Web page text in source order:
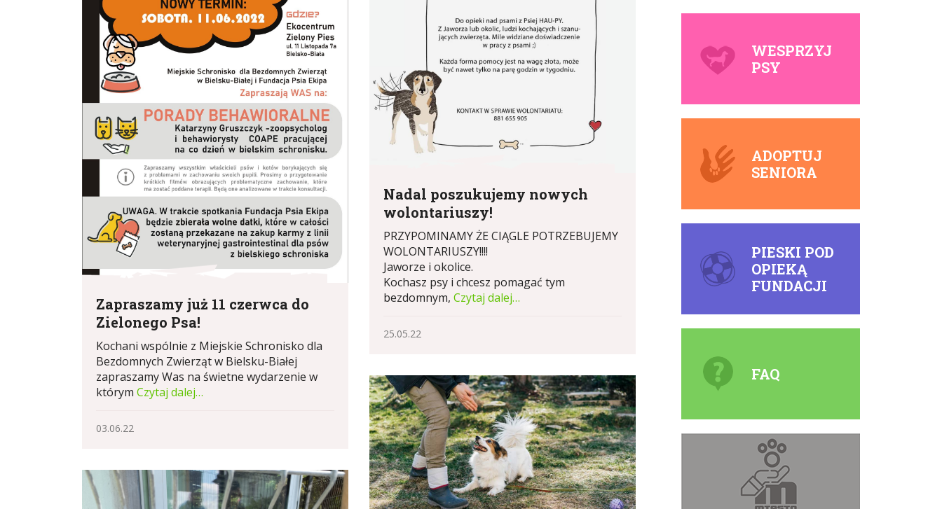
Zapraszamy już 11 czerwca do
Zielonego Psa!
Kochani wspólnie z Miejskie Schronisko dla
Bezdomnych Zwierząt w Bielsku-Białej
zapraszamy Was na świetne wydarzenie w
którym Czytaj dalej…
03.06.22
Nadal poszukujemy nowych
wolontariuszy!
PRZYPOMINAMY ŻE CIĄGLE POTRZEBUJEMY
WOLONTARIUSZY!!!!
Jaworze i okolice.
Kochasz psy i chcesz pomagać tym
bezdomnym, Czytaj dalej…
25.05.22
WESPRZYJ
PSY
ADOPTUJ
SENIORA
PIESKI POD
OPIEKĄ
FUNDACJI
FAQ